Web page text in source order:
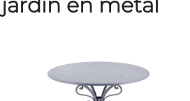
en métal